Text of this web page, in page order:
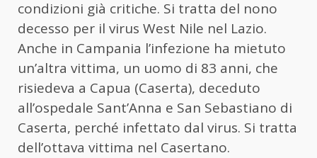
condizioni già critiche. Si tratta del nono
decesso per il virus West Nile nel Lazio.
Anche in Campania l’infezione ha mietuto
un’altra vittima, un uomo di 83 anni, che
risiedeva a Capua (Caserta), deceduto
all’ospedale Sant’Anna e San Sebastiano di
Caserta, perché infettato dal virus. Si tratta
dell’ottava vittima nel Casertano.